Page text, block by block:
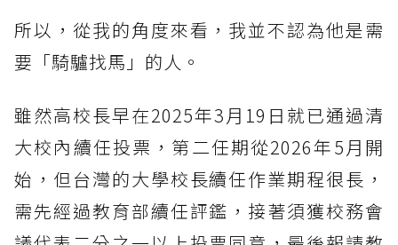
所以，從我的角度來看，我並不認為他是需
要「騎驢找馬」的人。
雖然高校長早在2025年3月19日就已通過清
大校內續任投票，第二任期從2026年5月開
始，但台灣的大學校長續任作業期程很長，
需先經過教育部續任評鑑，接著須獲校務會